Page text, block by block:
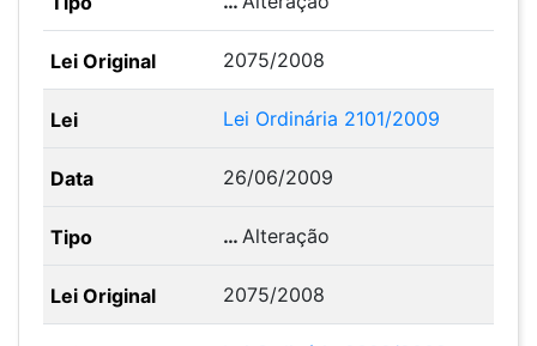
2075/2008
Lei Ordinária 2101/2009
26/06/2009
…Alteração
2075/2008